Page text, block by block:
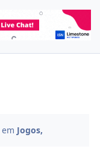
em Jogos,